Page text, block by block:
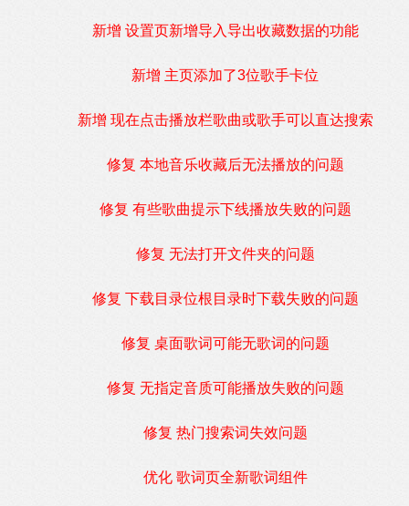
新增 设置页新增导入导出收藏数据的功能
新增 主页添加了3位歌手卡位
新增 现在点击播放栏歌曲或歌手可以直达搜索
修复 本地音乐收藏后无法播放的问题
修复 有些歌曲提示下线播放失败的问题
修复 无法打开文件夹的问题
修复 下载目录位根目录时下载失败的问题
修复 桌面歌词可能无歌词的问题
修复 无指定音质可能播放失败的问题
修复 热门搜索词失效问题
优化 歌词页全新歌词组件